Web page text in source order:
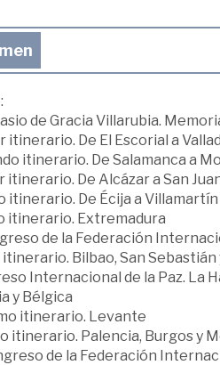
de Gracia Villarubia.
itinerario. De El Escorial a
itinerario. De Salamanca a
itinerario. De Alcázar a San
itinerario. De Écija a Villamartín
itinerario. Extremadura
de la Federación
Bilbao, San Sebastián
Internacional de la Paz. La
y Bélgica
itinerario. Levante
itinerario. Palencia, Burgos y
de la Federación